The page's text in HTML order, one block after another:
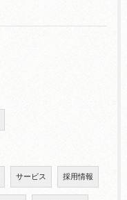
サービス 採用情報